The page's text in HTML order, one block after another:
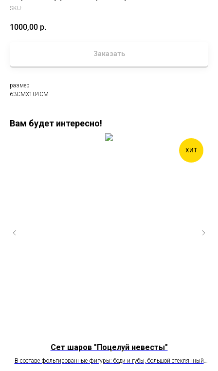
SKU:
1000,00 р.
Заказать
размер
63СМХ104СМ
Вам будет интересно!
ХИТ
Сет шаров "Поцелуй невесты"
В составе фольгированные фигуры: боди и губы, большой стеклянный